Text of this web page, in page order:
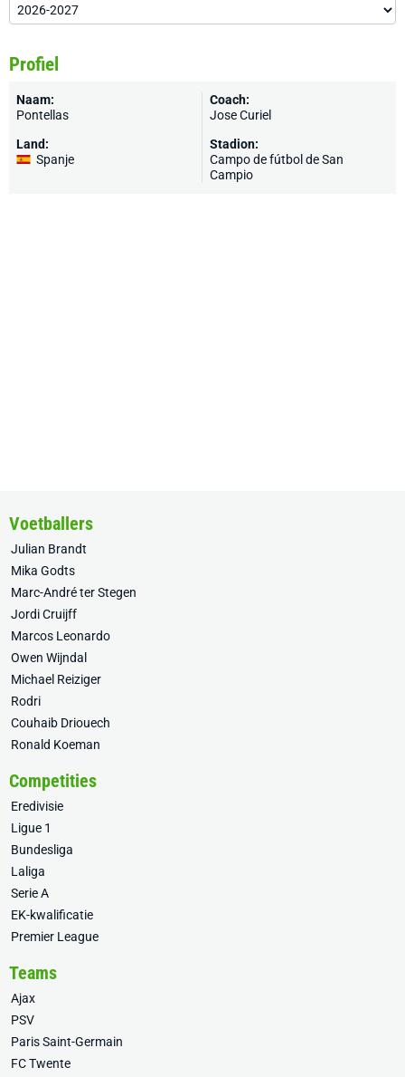
Profiel
Naam:
Pontellas
Land:
Spanje
Coach:
Jose Curiel
Stadion:
Campo de fútbol de San
Campio
Voetballers
Julian Brandt
Mika Godts
Marc-André ter Stegen
Jordi Cruijff
Marcos Leonardo
Owen Wijndal
Michael Reiziger
Rodri
Couhaib Driouech
Ronald Koeman
Competities
Eredivisie
Ligue 1
Bundesliga
Laliga
Serie A
EK-kwalificatie
Premier League
Teams
Ajax
PSV
Paris Saint-Germain
FC Twente